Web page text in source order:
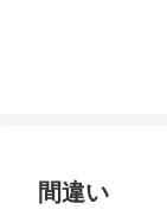
間違い